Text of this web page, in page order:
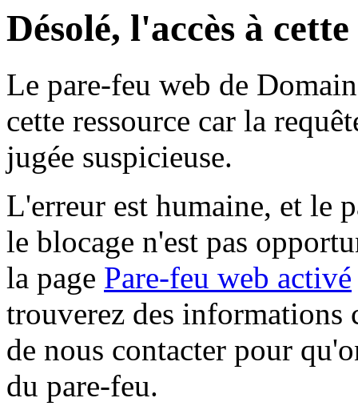
Désolé, l'accès à
Le pare-feu web de
cette ressource car la
jugée suspicieuse.
L'erreur est humaine, et le
le blocage n'est pas
la page Pare-feu web activé
trouverez des informations
de nous contacter pour
du pare-feu.